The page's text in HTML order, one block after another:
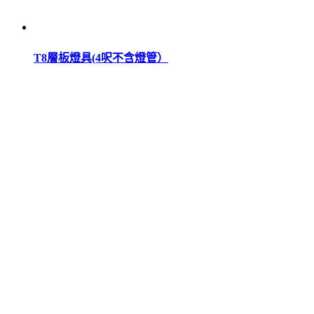
T8層板燈具(4呎不含燈管）